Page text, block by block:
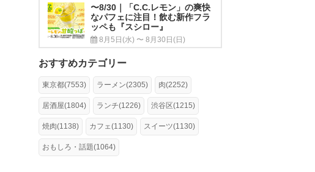
〜8/30｜「C.C.レモン」の爽快
なパフェに注目！飲む新作フラ
ッペも『スシロー』
8月5日(水) 〜 8月30日(日)
おすすめカテゴリー
東京都(7553) ラーメン(2305) 肉(2252)
居酒屋(1804) ランチ(1226) 渋谷区(1215)
焼肉(1138) カフェ(1130) スイーツ(1130)
おもしろ・話題(1064)